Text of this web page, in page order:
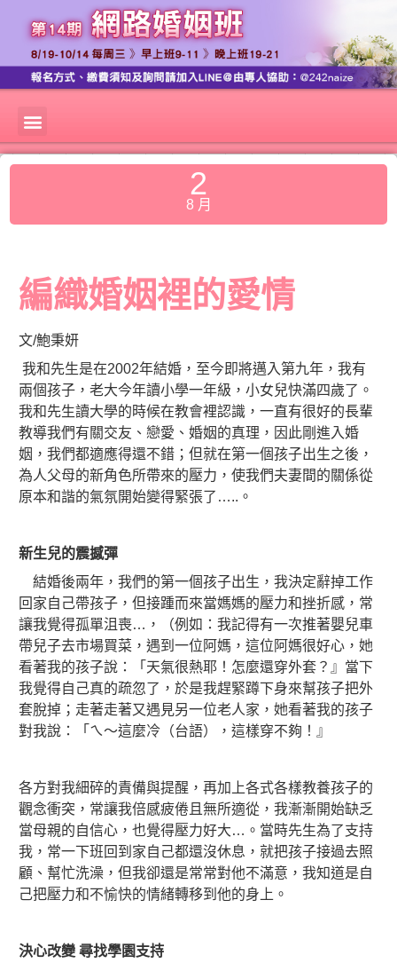
2
8 月
編織婚姻裡的愛情
文/鮑秉妍
我和先生是在2002年結婚，至今即將邁入第九年，我有
兩個孩子，老大今年讀小學一年級，小女兒快滿四歲了。
我和先生讀大學的時候在教會裡認識，一直有很好的長輩
教導我們有關交友、戀愛、婚姻的真理，因此剛進入婚
姻，我們都適應得還不錯；但就在第一個孩子出生之後，
為人父母的新角色所帶來的壓力，使我們夫妻間的關係從
原本和諧的氣氛開始變得緊張了…..。
新生兒的震撼彈
結婚後兩年，我們的第一個孩子出生，我決定辭掉工作
回家自己帶孩子，但接踵而來當媽媽的壓力和挫折感，常
讓我覺得孤單沮喪…，
（例如：我記得有一次推著嬰兒車
帶兒子去市場買菜，遇到一位阿媽，這位阿媽很好心，她
看著我的孩子說：「天氣很熱耶！怎麼還穿外套？』當下
我覺得自己真的疏忽了，於是我趕緊蹲下身來幫孩子把外
套脫掉；走著走著又遇見另一位老人家，她看著我的孩子
對我說：「ㄟ～這麼冷（台語），這樣穿不夠！』
各方對我細碎的責備與提醒，再加上各式各樣教養孩子的
觀念衝突，常讓我倍感疲倦且無所適從，我漸漸開始缺乏
當母親的自信心，也覺得壓力好大…。當時先生為了支持
我，常一下班回到家自己都還沒休息，就把孩子接過去照
顧、幫忙洗澡，但我卻還是常常對他不滿意，我知道是自
己把壓力和不愉快的情緒轉移到他的身上。
決心改變 尋找學園支持